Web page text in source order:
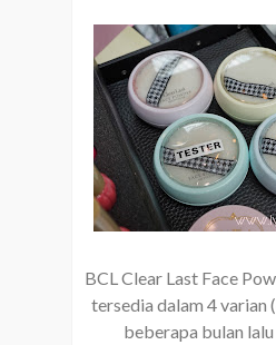
BCL Clear Last Face
tersedia dalam 4 varian
beberapa bulan